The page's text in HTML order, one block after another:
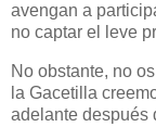
avengan a
no captar el leve
No obstante, no
la Gacetilla
adelante después